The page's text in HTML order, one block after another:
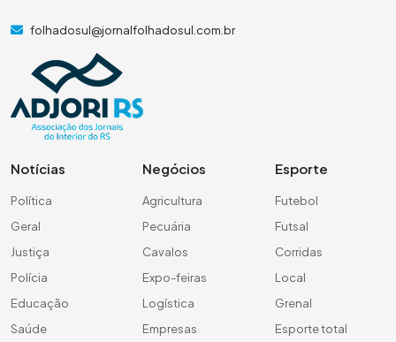
folhadosul@jornalfolhadosul.com.br
Notícias
Política
Geral
Justiça
Polícia
Educação
Saúde
Negócios
Agricultura
Pecuária
Cavalos
Expo-feiras
Logística
Empresas
Esporte
Futebol
Futsal
Corridas
Local
Grenal
Esporte total